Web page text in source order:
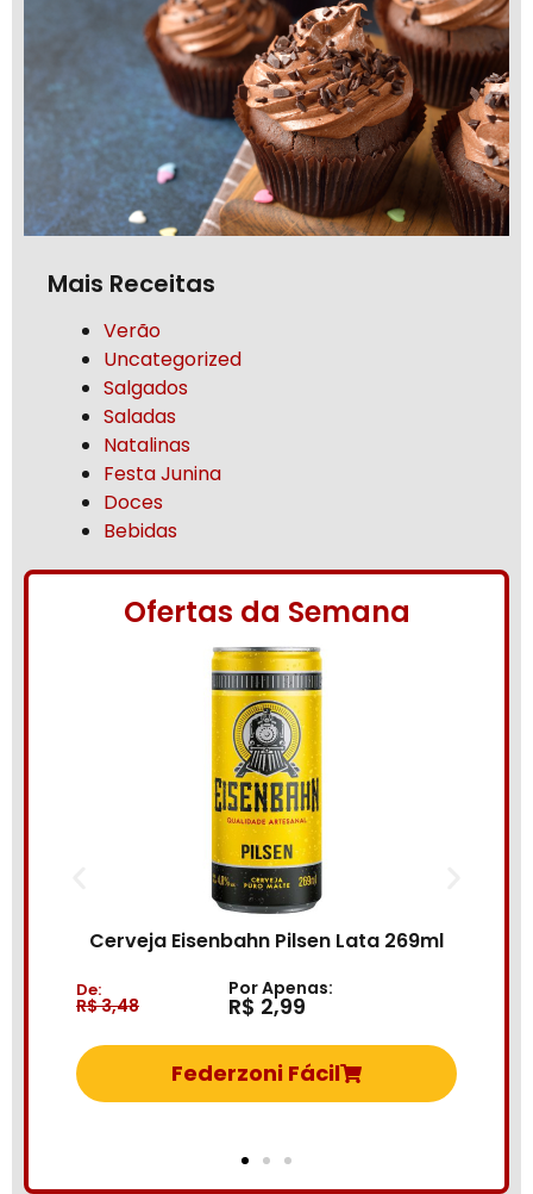
Mais Receitas
Verão
Uncategorized
Salgados
Saladas
Natalinas
Festa Junina
Doces
Bebidas
Ofertas da Semana
Eisenbahn Pilsen Lata 269ml
Por Apenas:
R$ 2,99
Federzoni Fácil
Bebida Mista